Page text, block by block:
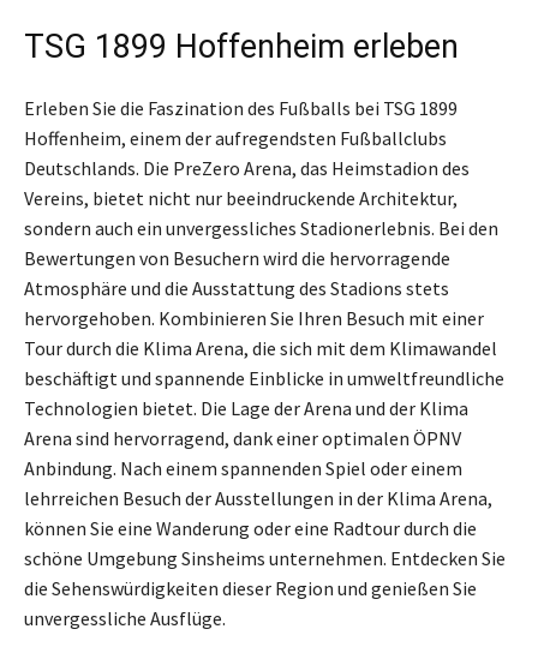
TSG 1899 Hoffenheim erleben
Erleben Sie die Faszination des Fußballs bei TSG 1899
Hoffenheim, einem der aufregendsten Fußballclubs
Deutschlands. Die PreZero Arena, das Heimstadion des
Vereins, bietet nicht nur beeindruckende Architektur,
sondern auch ein unvergessliches Stadionerlebnis. Bei den
Bewertungen von Besuchern wird die hervorragende
Atmosphäre und die Ausstattung des Stadions stets
hervorgehoben. Kombinieren Sie Ihren Besuch mit einer
Tour durch die Klima Arena, die sich mit dem Klimawandel
beschäftigt und spannende Einblicke in umweltfreundliche
Technologien bietet. Die Lage der Arena und der Klima
Arena sind hervorragend, dank einer optimalen ÖPNV
Anbindung. Nach einem spannenden Spiel oder einem
lehrreichen Besuch der Ausstellungen in der Klima Arena,
können Sie eine Wanderung oder eine Radtour durch die
schöne Umgebung Sinsheims unternehmen. Entdecken Sie
die Sehenswürdigkeiten dieser Region und genießen Sie
unvergessliche Ausflüge.